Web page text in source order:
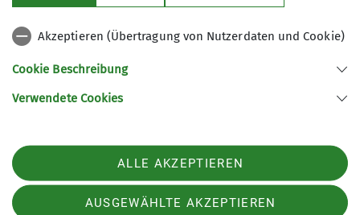
Spielmöglichkeiten und irgendwas mit
Wasser kommt immer gut an–
Für das Jahr 2024 bieten wir 3
Wanderungen an– mit
verschiedenen Wochenendtagen.
Zwei davon sind mit dem
Kinderwagen gut zu gehen; die dritte
Tour ist speziell für lauffreudige
Sektion Ebingen des Deutschen Alpenvereins e.V.
Telefon +4974313480
Akzeptieren (Übertragung von Nutzerdaten und Cookie)
Cookie Beschreibung
Verwendete Cookies
ALLE AKZEPTIEREN
AUSGEWÄHLTE AKZEPTIEREN